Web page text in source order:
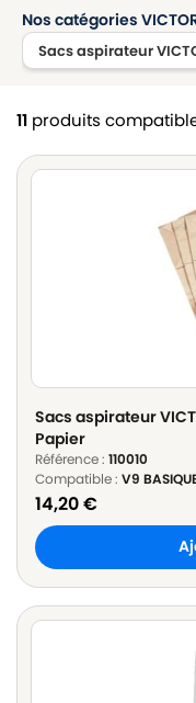
Nos catégories
Sacs aspirateur
11 produits
Sacs aspirateur
Papier
Référence : 110010
Compatible : V9
14,20€